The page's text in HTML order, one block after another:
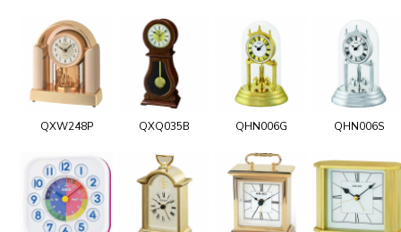
QXW248P QXQ035B QHN006G QHN006S